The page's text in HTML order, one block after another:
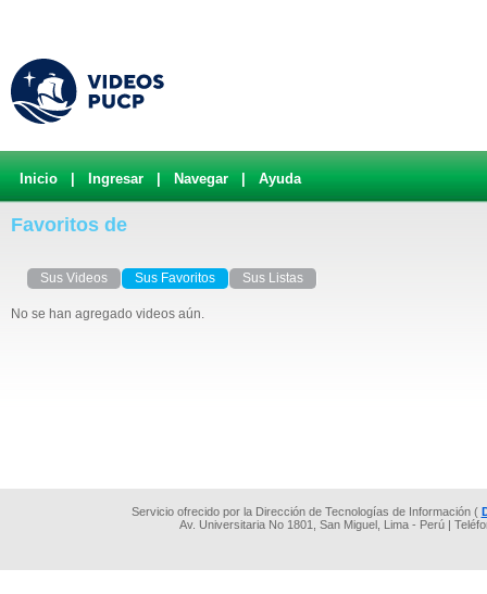
Inicio Ingresar Navegar Ayuda
Favoritos de
Sus Videos Sus Favoritos Sus Listas
No se han agregado videos aún.
Servicio ofrecido por la Dirección de Tecnologías de Información (
Av. Universitaria No 1801, San Miguel, Lima - Perú |